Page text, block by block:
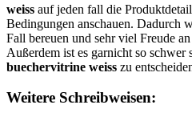
weiss auf jeden fall die
Bedingungen anschauen. Dadurch
Fall bereuen und sehr viel Freude an
Außerdem ist es garnicht so
buechervitrine weiss zu
Weitere Schreibweisen: